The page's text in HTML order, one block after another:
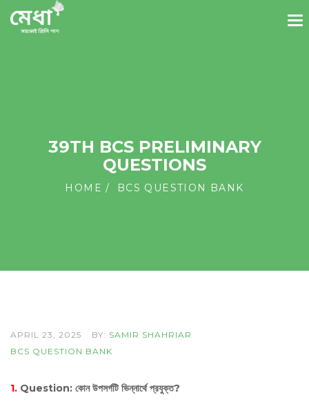
39TH BCS PRELIMINARY
QUESTIONS
HOME BCS QUESTION BANK
APRIL 23, 2025 BY: SAMIR SHAHRIAR
BCS QUESTION BANK
1. Question: কোন উপসর্গটি ভিন্নার্থে প্রযুক্ত?